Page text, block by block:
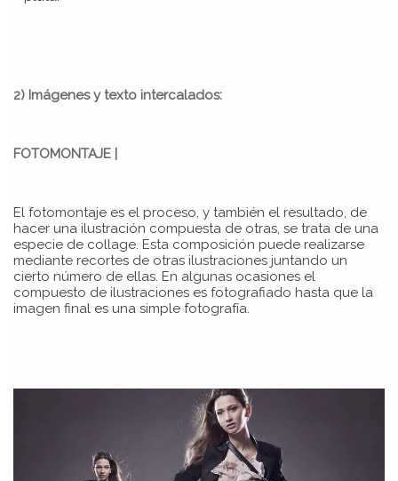
2) Imágenes y texto intercalados:
FOTOMONTAJE |
El fotomontaje es el proceso, y también el resultado, de
hacer una ilustración compuesta de otras, se trata de una
especie de collage. Esta composición puede realizarse
mediante recortes de otras ilustraciones juntando un
cierto número de ellas. En algunas ocasiones el
compuesto de ilustraciones es fotografiado hasta que la
imagen final es una simple fotografía.